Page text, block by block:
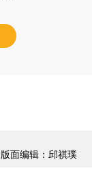
版面编辑：邱祺璞